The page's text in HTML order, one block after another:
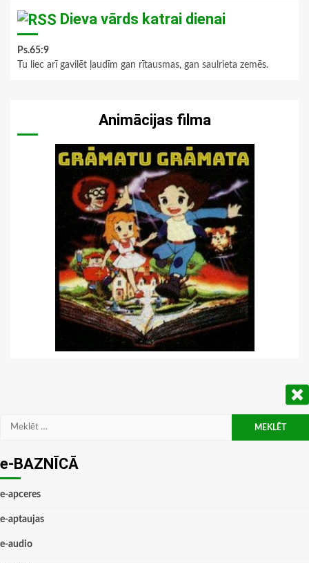
Dieva vārds katrai dienai
Ps.65:9
Tu liec arī gavilēt ļaudīm gan rītausmas, gan saulrieta zemēs.
Animācijas filma
Meklēt:
e-BAZNĪCĀ
e-apceres
e-aptaujas
e-audio